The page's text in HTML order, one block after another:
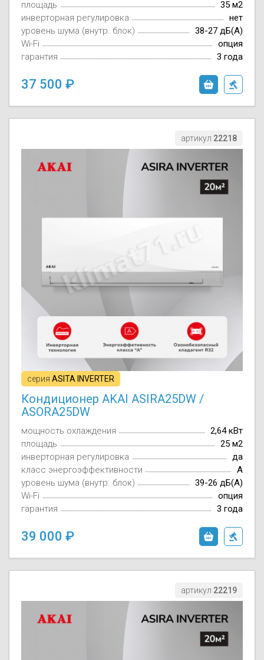
площадь
35 м2
инверторная регулировка
нет
уровень шума (внутр. блок)
38-27 дБ(А)
Wi-Fi
опция
гарантия
3 года
37 500
артикул 22218
серия ASITA INVERTER
Кондиционер AKAI ASIRA25DW /
ASORA25DW
мощность охлаждения
2,64 кВт
площадь
25 м2
инверторная регулировка
да
класс энергоэффективности
A
уровень шума (внутр. блок)
39-26 дБ(А)
Wi-Fi
опция
гарантия
3 года
39 000
артикул 22219